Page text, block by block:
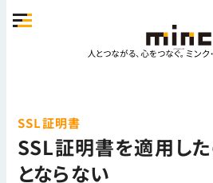
SSL証明書
SSL証明書を適用し
とならない